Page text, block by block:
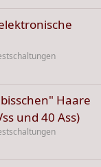
Haare
und 40 Ass)